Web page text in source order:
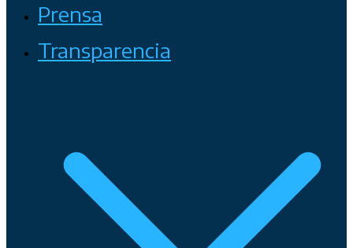
Prensa
Transparencia